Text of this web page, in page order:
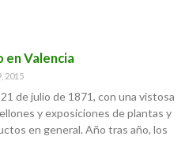
en Valencia
2015
de julio de 1871, con una vistosa
y exposiciones de plantas y
en general. Año tras año, los